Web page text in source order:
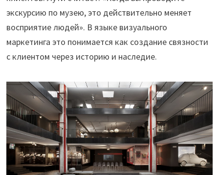
экскурсию по музею, это действительно меняет
восприятие людей». В языке визуального
маркетинга это понимается как создание связности
с клиентом через историю и наследие.